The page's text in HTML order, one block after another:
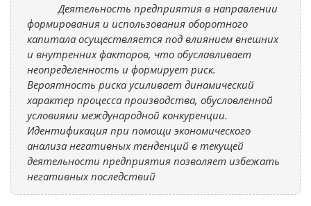
Деятельность предприятия в направлении
формирования и использования оборотного
капитала осуществляется под влиянием внешних
и внутренних факторов, что обуславливает
неопределенность и формирует риск.
Вероятность риска усиливает динамический
характер процесса производства, обусловленной
условиями международной конкуренции.
Идентификация при помощи экономического
анализа негативных тенденций в текущей
деятельности предприятия позволяет избежать
негативных последствий